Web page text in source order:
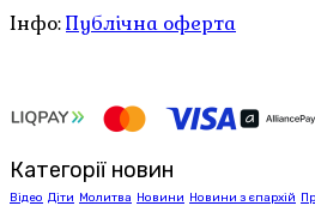
Інфо:Публічна оферта
Категорії новин
Відео Діти Молитва Новини Новини з єпархій